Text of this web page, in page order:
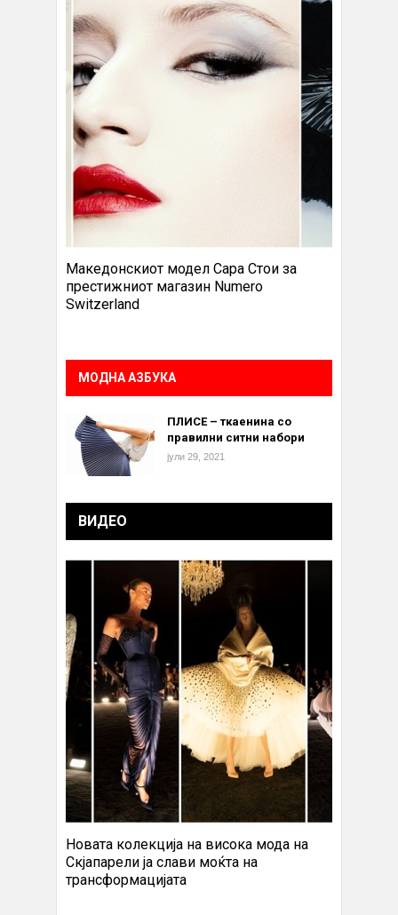
Македонскиот модел Сара Стои за
престижниот магазин Numero
Switzerland
МОДНА АЗБУКА
ПЛИСЕ – ткаенина со
правилни ситни набори
јули 29, 2021
ВИДЕО
Новата колекција на висока мода на
Скјапарели ја слави моќта на
трансформацијата